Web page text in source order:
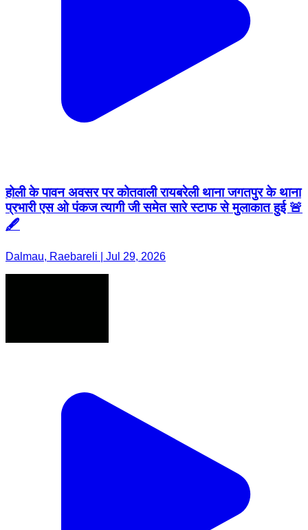
होली के पावन अवसर पर कोतवाली रायबरेली थाना जगतपुर के थाना
प्रभारी एस ओ पंकज त्यागी जी समेत सारे स्टाफ से मुलाकात हुई 🚨
🖋️
Dalmau, Raebareli | Jul 29, 2026